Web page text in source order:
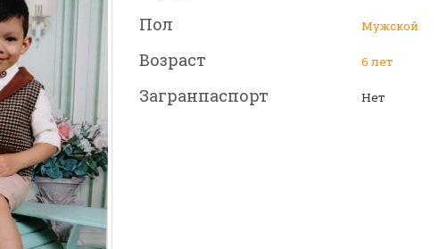
Пол Мужской
Возраст 6 лет
Загранпаспорт Нет